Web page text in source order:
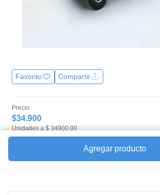
Favorito Compartir
Precio
$34.900
Unidades a $ 34900.00
Agregar producto
35 mins
Disponible en tienda